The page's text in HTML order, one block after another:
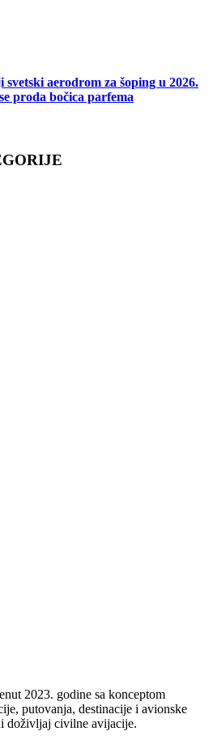
aerodrom za šoping u 2026.
proda bočica parfema
2023. godine sa konceptom
putovanja, destinacije i avionske
doživljaj civilne avijacije.